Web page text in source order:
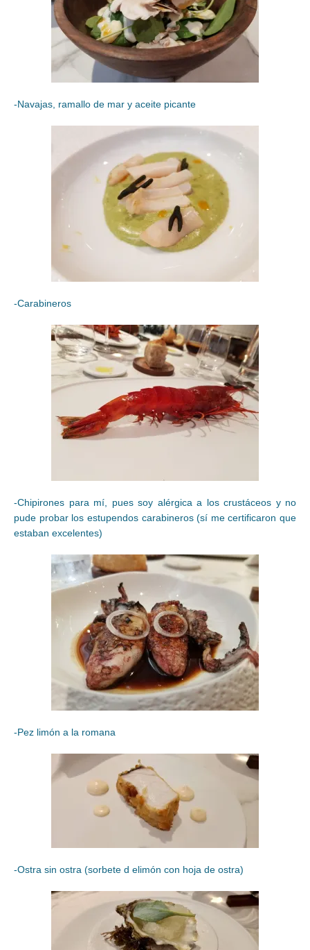
-Navajas, ramallo de mar y aceite picante
-Carabineros
-Chipirones para mí, pues soy alérgica a los crustáceos y no
pude probar los estupendos carabineros (sí me certificaron que
estaban excelentes)
-Pez limón a la romana
-Ostra sin ostra (sorbete d elimón con hoja de ostra)